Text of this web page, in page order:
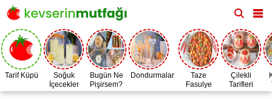
Tarif Küpü
Soğuk
İçecekler
Bugün Ne
Pişirsem?
Dondurmalar
Taze
Fasulye
Zamanı
Çilekli
Tarifleri